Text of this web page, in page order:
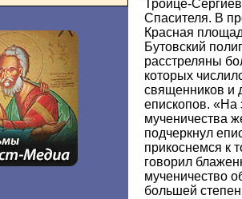
Троице-
Спасителя. В
Красная
Бутовский
расстреляны
которых
священников и
епископов. «На
мученичества
подчеркнул
прикоснемся к
говорил
мученичество
большей